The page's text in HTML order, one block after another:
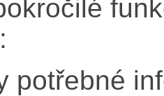
potřebné